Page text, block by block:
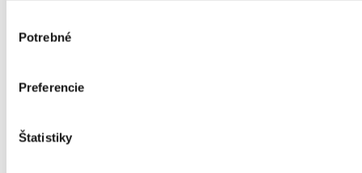
súhlasu
Potrebné
Preferencie
Štatistiky
skupina
poskytovania
Web